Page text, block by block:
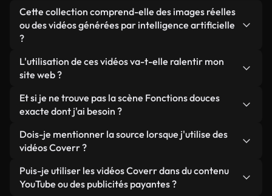
Cette collection comprend-elle des images réelles
ou des vidéos générées par intelligence artificielle
?
Les deux. Il s'agit d'une bibliothèque hybride
composée de véritables images filmées par des
vidéos générées par IA. Chaque vidéo est
clairement identifiée afin que vous sachiez
toujours ce que vous utilisez.
L'utilisation de ces vidéos va-t-elle ralentir mon
site web ?
Sauf si vous choisissez nos versions optimisées.
Nous proposons des formats légers, prêts pour le
ils conservent une qualité élevée tout en
minimisant les temps de chargement et en
améliorant des indicateurs comme le LCP.
Et si je ne trouve pas la scène Fonctions douces
exacte dont j'ai besoin ?
Vous pouvez en créer une instantanément avec
Coverr AI Studio. Il vous suffit de décrire la scène,
soleil », et le Studio générera en quelques
secondes une vidéo personnalisée conforme à nos
Dois-je mentionner la source lorsque j'utilise des
vidéos Coverr ?
Aucune attribution n'est requise. Toutes les vidéos
de notre bibliothèque sont libres de droits et
Puis-je utiliser les vidéos Coverr dans du contenu
YouTube ou des publicités payantes ?